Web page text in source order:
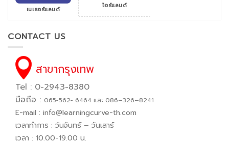
เนเธอร์แลนด์ ไอร์แลนด์
CONTACT US
สาขากรุงเทพ
Tel : 0-2943-8380
มือถือ : 065−562− 6464 และ 086–326–8241
E-mail : info@learningcurve-th.com
เวลาทำการ : วันจันทร์ – วันเสาร์
เวลา : 10.00-19.00 น.